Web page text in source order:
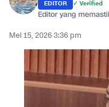
EDITOR ✓ Verified
Editor yang
Mei 15, 2026 3:36 pm